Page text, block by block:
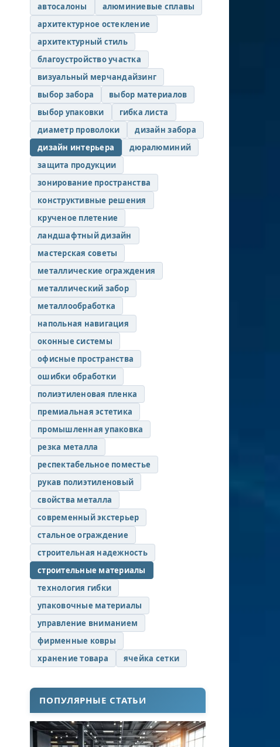
автосалоны
алюминиевые сплавы
архитектурное остекление
архитектурный стиль
благоустройство участка
визуальный мерчандайзинг
выбор забора
выбор материалов
выбор упаковки
гибка листа
диаметр проволоки
дизайн забора
дизайн интерьера
дюралюминий
защита продукции
зонирование пространства
конструктивные решения
крученое плетение
ландшафтный дизайн
мастерская советы
металлические ограждения
металлический забор
металлообработка
напольная навигация
оконные системы
офисные пространства
ошибки обработки
полиэтиленовая пленка
премиальная эстетика
промышленная упаковка
резка металла
респектабельное поместье
рукав полиэтиленовый
свойства металла
современный экстерьер
стальное ограждение
строительная надежность
строительные материалы
технология гибки
упаковочные материалы
управление вниманием
фирменные ковры
хранение товара
ячейка сетки
ПОПУЛЯРНЫЕ СТАТЬИ